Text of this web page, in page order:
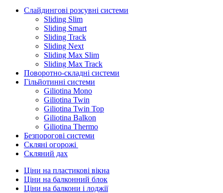
Слайдингові розсувні системи
Sliding Slim
Sliding Smart
Sliding Track
Sliding Next
Sliding Max Slim
Sliding Max Track
Поворотно-складні системи
Гільйотинні системи
Giliotina Mono
Giliotina Twin
Giliotina Twin Top
Giliotina Balkon
Giliotina Thermo
Безпорогові системи
Скляні огорожі
Скляний дах
Ціни на пластикові вікна
Ціни на балконний блок
Ціни на балкони і лоджії